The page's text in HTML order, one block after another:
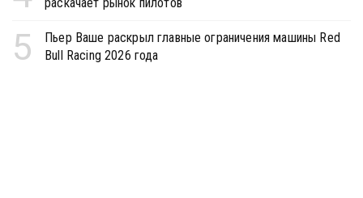
5
Пьер Ваше раскрыл главные ограничения машины Red
Bull Racing 2026 года